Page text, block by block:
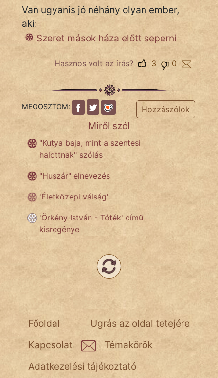
És
KÖZMONDÁS
PSZICHO
ÉLETMÓD
És
TÖRTÉNELEM
Népszerű szerzőink:
cinege
Van ugyanis jó néhány olyan ember,
aki:
Szeret mások háza előtt seperni
Hasznos volt az írás? 0
3
MEGOSZTOM: Hozzászólok
Miről szól
"Kutya baja, mint a szentesi
halottnak" szólás
"Huszár" elnevezés
'Életközepi válság'
'Örkény István - Tóték' című
kisregénye
Ugrás az oldal tetejére
Főoldal
Kapcsolat
Témakörök
Adatkezelési tájékoztató